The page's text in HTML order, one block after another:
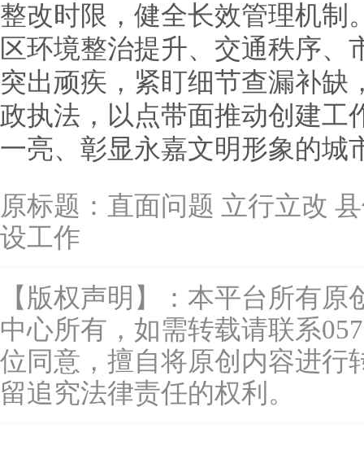
整改时限，健全长效管理机制
区环境整治提升、交通秩序、
突出顽疾，紧盯细节查漏补缺
政执法，以点带面推动创建工
一亮、彰显永嘉文明形象的城
原标题： 直面问题 立行立改
设工作
【版权声明】：本平台所有
中心所有，如需转载请联系
位同意，擅自将原创内容进行
留追究法律责任的权利。